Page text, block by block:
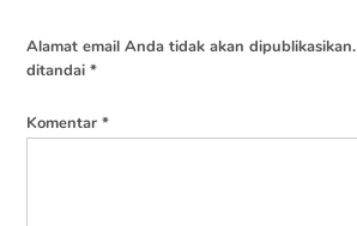
Alamat email Anda tidak akan dipublikasikan.
ditandai*
Komentar*